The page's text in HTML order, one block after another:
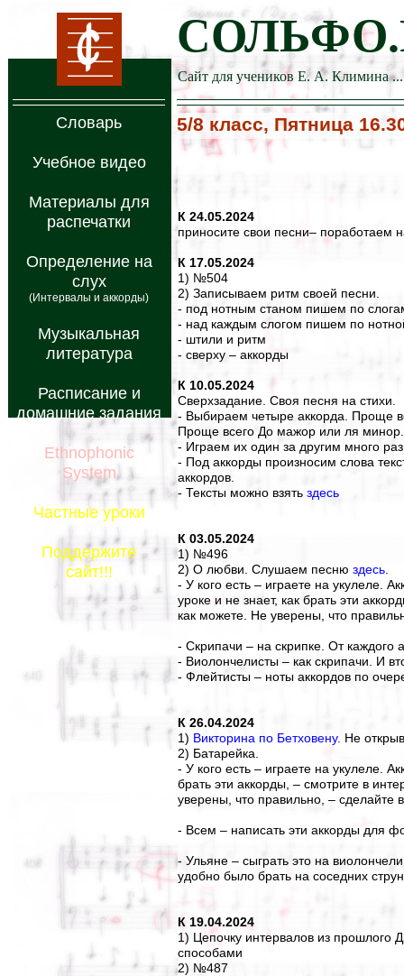
Словарь
Учебное видео
Материалы для
распечатки
Определение на
слух
(Интервалы и аккорды)
Музыкальная
литература
Расписание и
домашние задания
Ethnophonic
System
Частные уроки
Поддержите
сайт!!!
Сайт для учеников Е. А. Климина ...
5/8 класс, Пятница
К 24.05.2024
приносите свои песни– поработаем
К 17.05.2024
1) №504
2) Записываем ритм своей песни.
- под нотным станом пишем по
- над каждым слогом пишем по
- штили и ритм
- сверху – аккорды
К 10.05.2024
Сверхзадание. Своя песня на стихи.
- Выбираем четыре аккорда. Проще
Проще всего До мажор или ля
- Играем их один за другим много
- Под аккорды произносим слова
аккордов.
- Тексты можно взять здесь
К 03.05.2024
1) №496
2) О любви. Слушаем песню здесь
- У кого есть – играете на укулеле.
уроке и не знает, как брать эти
как можете. Не уверены, что
- Скрипачи – на скрипке. От каждого
- Виолончелисты – как скрипачи. И
- Флейтисты – ноты аккордов по
К 26.04.2024
1) Викторина по Бетховену. Не
2) Батарейка.
- У кого есть – играете на укулеле.
брать эти аккорды, – смотрите в
уверены, что правильно, – сделайте
- Всем – написать эти аккорды для
- Ульяне – сыграть это на
удобно было брать на соседних
К 19.04.2024
1) Цепочку интервалов из прошлого
способами
2) №487